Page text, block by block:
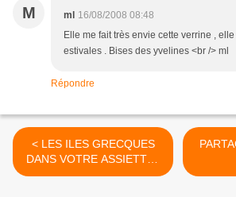
M ml
16/08/2008 08:48
Elle me fait très envie cette verrine ,
estivales . Bises des yvelines <br /> ml
Répondre
< LES ILES GRECQUES
DANS VOTRE ASSIETTE :
Keftedes au cumin et ouzo